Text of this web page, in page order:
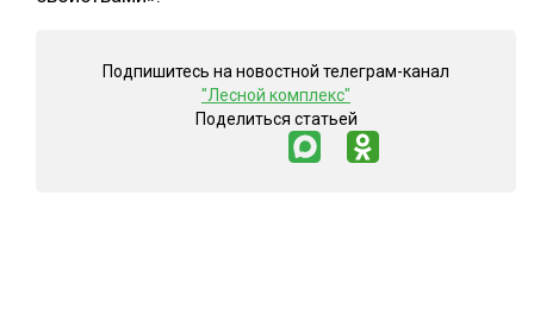
Подпишитесь на новостной телеграм-канал
"Лесной комплекс"
Поделиться статьей